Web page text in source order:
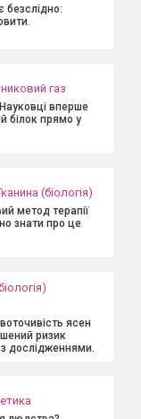
безслідно:
газ
вперше
білок прямо у
(біологія)
метод терапії
знати про це
ясен
ризик
з дослідженнями.